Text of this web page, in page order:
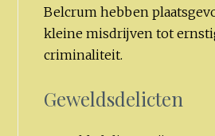
Belcrum hebben
kleine misdrijven tot
criminaliteit.
Geweldsdelicten